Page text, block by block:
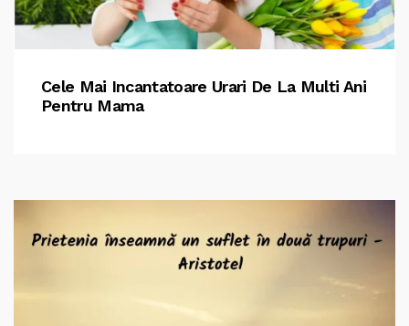
Cele Mai Incantatoare Urari De La Multi Ani
Pentru Mama